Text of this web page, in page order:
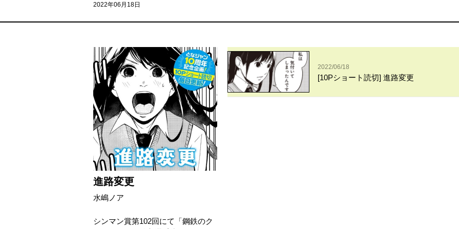
2022年06月18日
進路変更
水嶋ノア
シンマン賞第102回にて「鋼鉄のク
2022/06/18
[10Pショート読切] 進路変更